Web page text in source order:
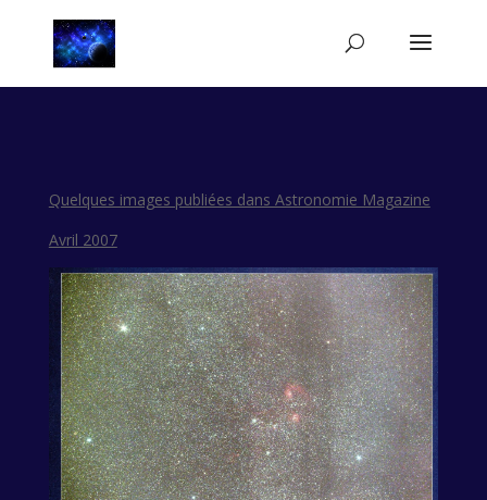
Quelques images publiées dans Astronomie Magazine
Avril 2007